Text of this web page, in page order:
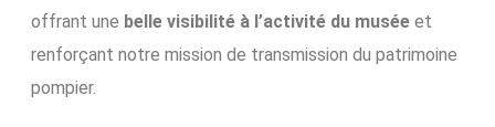
offrant une belle visibilité à l’activité du muséeet
renforçant notre mission de transmission du patrimoine
pompier.